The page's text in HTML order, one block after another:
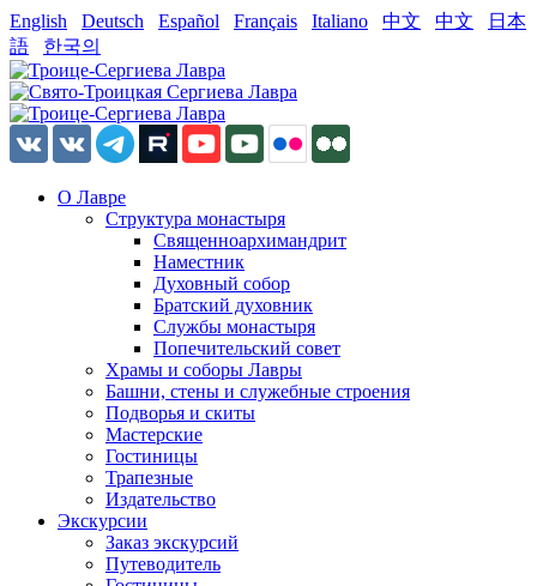
English Deutsch Español Français Italiano 中文 中文
日本
語
한국의
О Лавре
Структура монастыря
Священноархимандрит
Наместник
Духовный собор
Братский духовник
Службы монастыря
Попечительский совет
Храмы и соборы Лавры
Башни, стены и служебные строения
Подворья и скиты
Мастерские
Гостиницы
Трапезные
Издательство
Экскурсии
Заказ экскурсий
Путеводитель